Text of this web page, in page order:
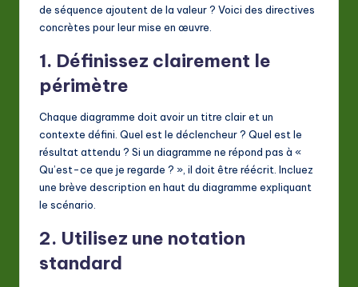
de séquence ajoutent de la valeur ? Voici des directives
concrètes pour leur mise en œuvre.
1. Définissez clairement le
périmètre
Chaque diagramme doit avoir un titre clair et un
contexte défini. Quel est le déclencheur ? Quel est le
résultat attendu ? Si un diagramme ne répond pas à «
Qu’est-ce que je regarde ? », il doit être réécrit. Incluez
une brève description en haut du diagramme expliquant
le scénario.
2. Utilisez une notation
standard